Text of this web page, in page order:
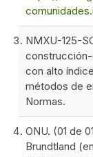
NMXU-125-
con alto
métodos de
Normas.
ONU. (01 de
Brundtland